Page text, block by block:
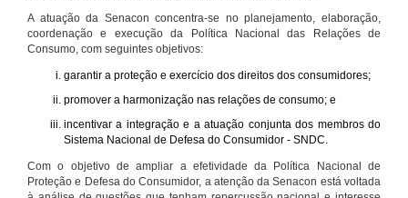
A atuação da Senacon concentra-se no planejamento, elaboração,
coordenação e execução da Política Nacional das Relações de
Consumo, com seguintes objetivos:
garantir a proteção e exercício dos direitos dos consumidores;
promover a harmonização nas relações de consumo; e
incentivar a integração e a atuação conjunta dos membros do
Sistema Nacional de Defesa do Consumidor - SNDC.
Com o objetivo de ampliar a efetividade da Política Nacional de
Proteção e Defesa do Consumidor, a atenção da Senacon está voltada